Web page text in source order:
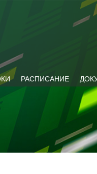
РАСПИСАНИЕ